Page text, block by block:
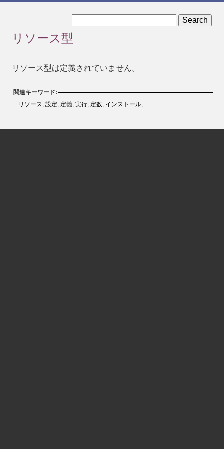
リソース型
リソース型は定義されていません。
関連キーワード:
リソース, 設定, 定義, 実行, 定数, インストール,